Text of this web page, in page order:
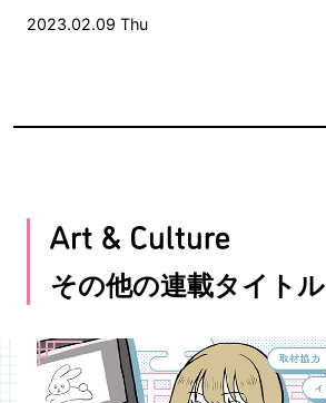
2023.02.09 Thu
その他の連載タイトル